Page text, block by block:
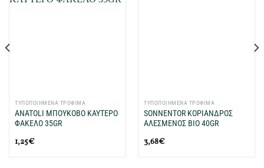
ΤΥΠΟΠΟΙΗΜΕΝΑ ΤΡΟΦΙΜΑ
ANATOLI ΜΠΟΥΚΟΒΟ ΚΑΥΤΕΡΟ
ΦΑΚΕΛΟ 35GR
1,25€
ΤΥΠΟΠΟΙΗΜΕΝΑ ΤΡΟΦΙΜΑ
SONNENTOR ΚΟΡΙΑΝΔΡΟΣ
ΑΛΕΣΜΕΝΟΣ ΒΙΟ 40GR
3,68€